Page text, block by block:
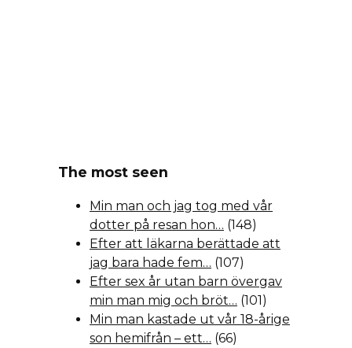
The most seen
Min man och jag tog med vår
dotter på resan hon… (148)
Efter att läkarna berättade att
jag bara hade fem… (107)
Efter sex år utan barn övergav
min man mig och bröt… (101)
Min man kastade ut vår 18-årige
son hemifrån – ett… (66)